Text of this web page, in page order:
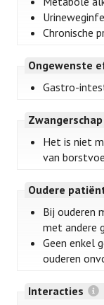
Chronische
Ongewenste
Gastro-
Het is niet
van
Oudere
Bij ouderen
met andere
Geen enkel
ouderen
Interacties